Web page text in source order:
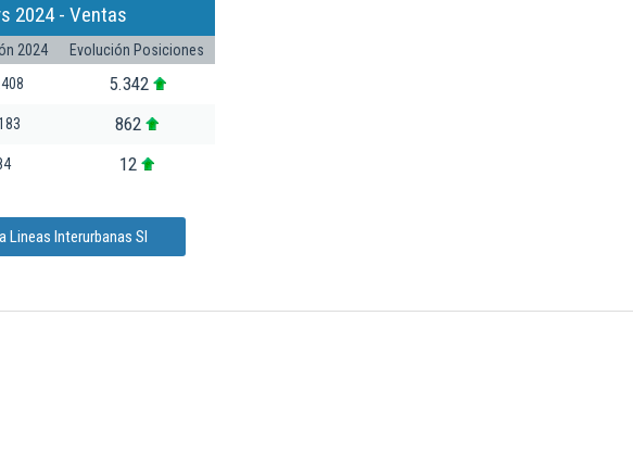
2024 - Ventas
2024
Evolución Posiciones
5.342
862
12
Lineas Interurbanas Sl